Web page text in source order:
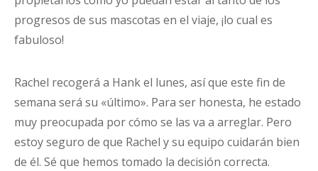
progresos de sus mascotas en el viaje, ¡lo cual es
fabuloso!
Rachel recogerá a Hank el lunes, así que este fin de
semana será su «último». Para ser honesta, he estado
muy preocupada por cómo se las va a arreglar. Pero
estoy seguro de que Rachel y su equipo cuidarán bien
de él. Sé que hemos tomado la decisión correcta.